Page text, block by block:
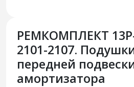
РЕМКОМПЛЕКТ
2101-2107.
передней
амортизатора